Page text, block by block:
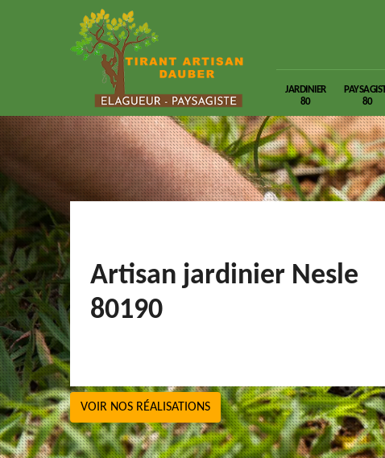
JARDINIER
80
80
Artisan jardinier Nesle
80190
VOIR NOS RÉALISATIONS